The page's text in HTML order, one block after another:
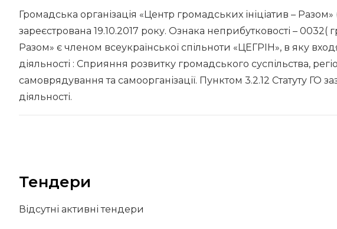
Громадська організація «Центр громадських ініціатив –
зареєстрована 19.10.2017 року. Ознака неприбутковості – 0032(
Разом» є членом всеукраїнської спільноти «ЦЕГРІН», в яку
діяльності : Сприяння розвитку громадського суспільства,
самоврядування та самоорганізації. Пунктом 3.2.12 Статуту ГО
діяльності.
Тендери
Відсутні активні тендери